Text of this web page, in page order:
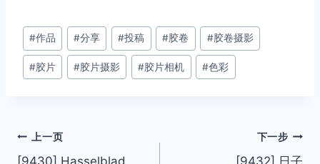
文
章
标
#作品 #分享 #投稿 #胶卷 #胶卷摄影
#胶片 #胶片摄影 #胶片相机 #色彩
文上一页 下一步